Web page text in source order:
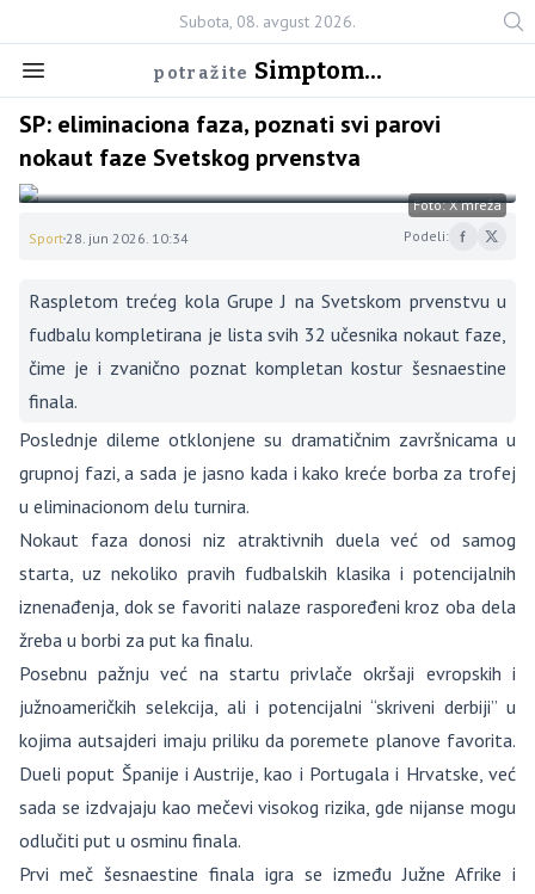
Subota, 08. avgust 2026.
potražite Simptom...
SP: eliminaciona faza, poznati svi parovi
nokaut faze Svetskog prvenstva
Foto: X mreža
Sport28. jun 2026. 10:34 Podeli:
Raspletom trećeg kola Grupe J na Svetskom prvenstvu u
fudbalu kompletirana je lista svih 32 učesnika nokaut faze,
čime je i zvanično poznat kompletan kostur šesnaestine
finala.
Poslednje dileme otklonjene su dramatičnim završnicama u
grupnoj fazi, a sada je jasno kada i kako kreće borba za trofej
u eliminacionom delu turnira.
Nokaut faza donosi niz atraktivnih duela već od samog
starta, uz nekoliko pravih fudbalskih klasika i potencijalnih
iznenađenja, dok se favoriti nalaze raspoređeni kroz oba dela
žreba u borbi za put ka finalu.
Posebnu pažnju već na startu privlače okršaji evropskih i
južnoameričkih selekcija, ali i potencijalni “skriveni derbiji” u
kojima autsajderi imaju priliku da poremete planove favorita.
Dueli poput Španije i Austrije, kao i Portugala i Hrvatske, već
sada se izdvajaju kao mečevi visokog rizika, gde nijanse mogu
odlučiti put u osminu finala.
Prvi meč šesnaestine finala igra se između Južne Afrike i